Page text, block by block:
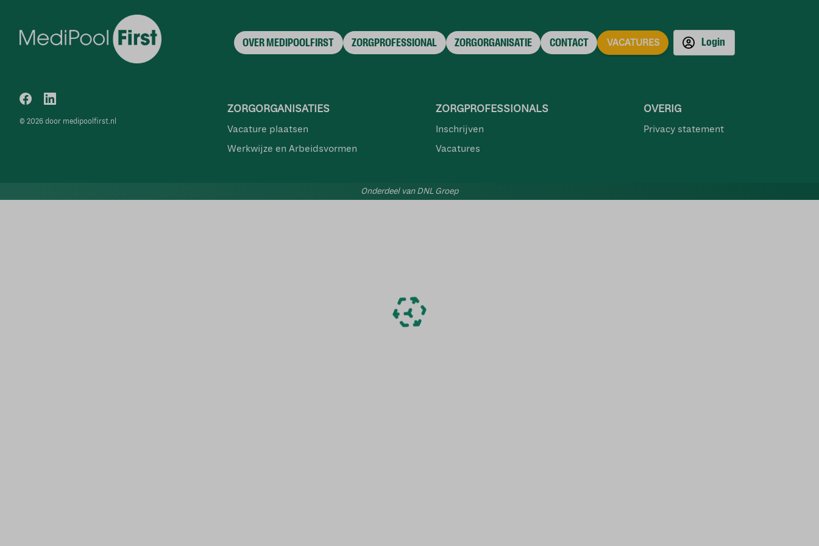
OVER MEDIPOOLFIRST ZORGPROFESSIONAL ZORGORGANISATIE CONTACT VACATURES Login
© 2026 door medipoolfirst.nl
ZORGORGANISATIES
Vacature plaatsen
Werkwijze en Arbeidsvormen
ZORGPROFESSIONALS
Inschrijven
Vacatures
OVERIG
Privacy statement
Onderdeel van DNL Groep